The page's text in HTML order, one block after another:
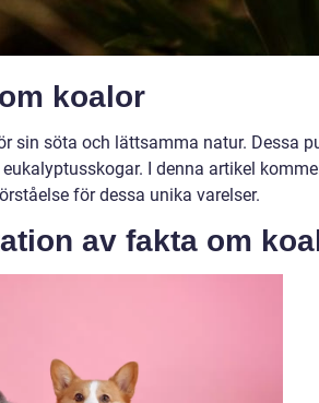
koalor
sin söta och lättsamma natur. Dessa
I denna artikel
för dessa unika varelser.
av fakta om